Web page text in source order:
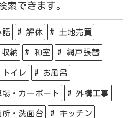
索できます。
話 # 解体 # 土地売買
納 # 和室 # 網戸張替
イレ # お風呂
・カーポート # 外構工事
・洗面台 # キッチン